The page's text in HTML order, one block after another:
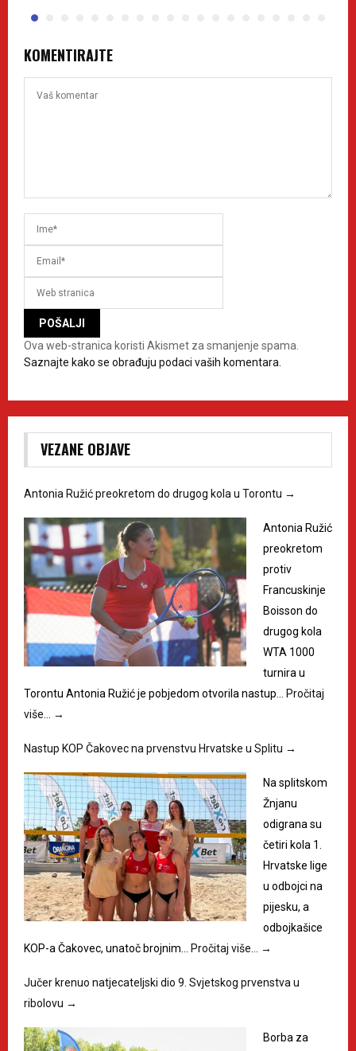
KOMENTIRAJTE
Ova web-stranica koristi Akismet za smanjenje spama.
Saznajte kako se obrađuju podaci vaših komentara.
VEZANE OBJAVE
Antonia Ružić preokretom do drugog kola u Torontu →
Antonia Ružić
preokretom
protiv
Francuskinje
Boisson do
drugog kola
WTA 1000
turnira u
Torontu Antonia Ružić je pobjedom otvorila nastup… Pročitaj
više… →
Nastup KOP Čakovec na prvenstvu Hrvatske u Splitu →
Na splitskom
Žnjanu
odigrana su
četiri kola 1.
Hrvatske lige
u odbojci na
pijesku, a
odbojkašice
KOP-a Čakovec, unatoč brojnim… Pročitaj više… →
Jučer krenuo natjecateljski dio 9. Svjetskog prvenstva u
ribolovu →
Borba za